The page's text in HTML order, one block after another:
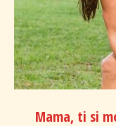
Mama, ti si